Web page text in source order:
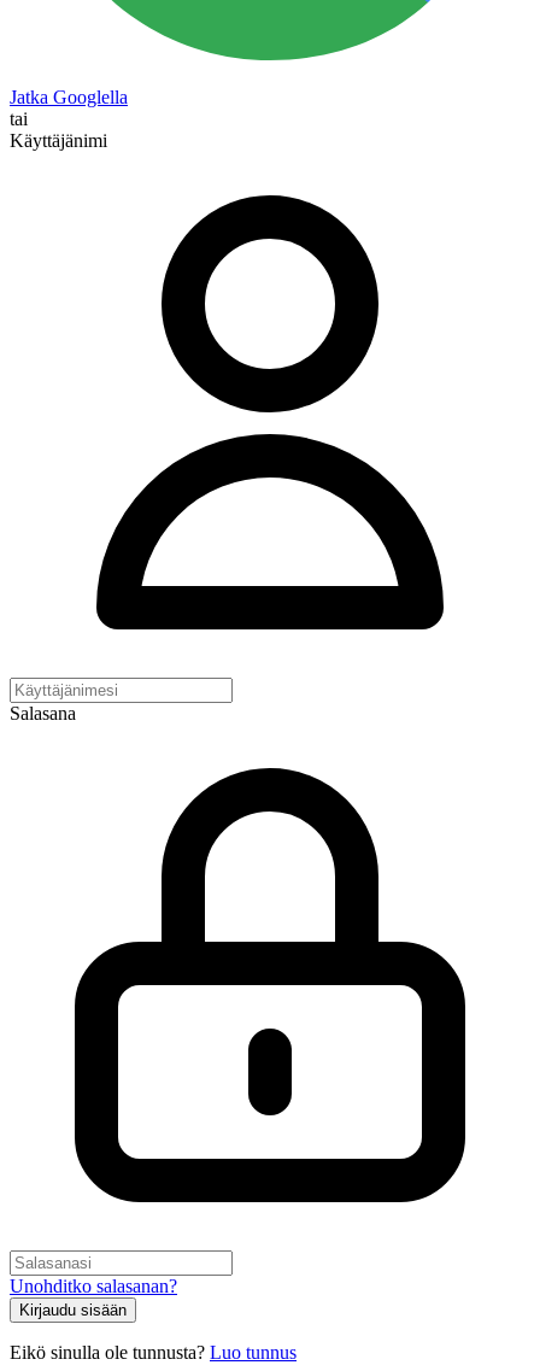
Jatka Googlella
tai
Käyttäjänimi
Salasana
Unohditko salasanan?
Kirjaudu sisään
Eikö sinulla ole tunnusta? Luo tunnus